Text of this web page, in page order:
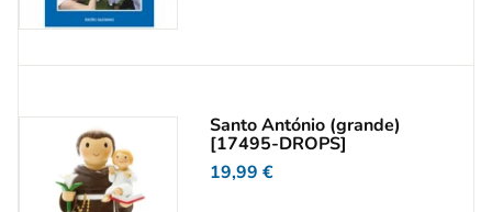
Santo António (grande)
[17495-DROPS]
19,99 €